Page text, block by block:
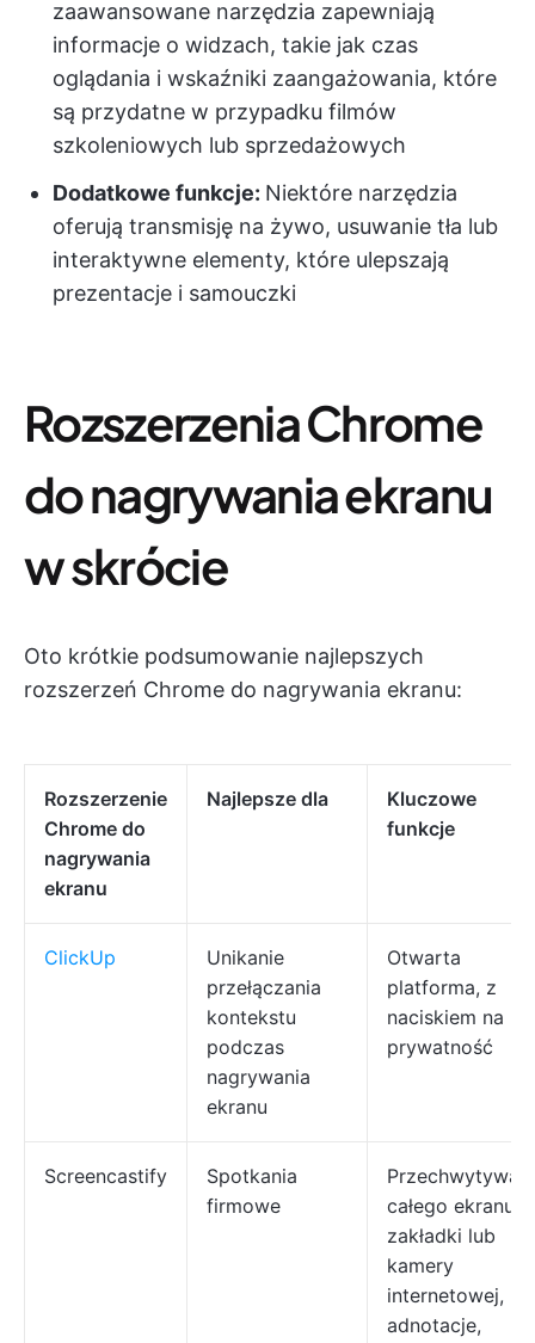
zaawansowane narzędzia zapewniają
informacje o widzach, takie jak czas
oglądania i wskaźniki zaangażowania, które
są przydatne w przypadku filmów
szkoleniowych lub sprzedażowych
Dodatkowe funkcje: Niektóre narzędzia
oferują transmisję na żywo, usuwanie tła lub
interaktywne elementy, które ulepszają
prezentacje i samouczki
Rozszerzenia Chrome
do nagrywania ekranu
w skrócie
Oto krótkie podsumowanie najlepszych
rozszerzeń Chrome do nagrywania ekranu:
Rozszerzenie
Chrome do
nagrywania
ekranu
Najlepsze dla
Kluczowe
funkcje
ClickUp
Unikanie
przełączania
kontekstu
podczas
nagrywania
ekranu
Otwarta
platforma, z
naciskiem na
prywatność
Screencastify
Spotkania
firmowe
całego ekranu,
zakładki lub
kamery
internetowej,
adnotacje,